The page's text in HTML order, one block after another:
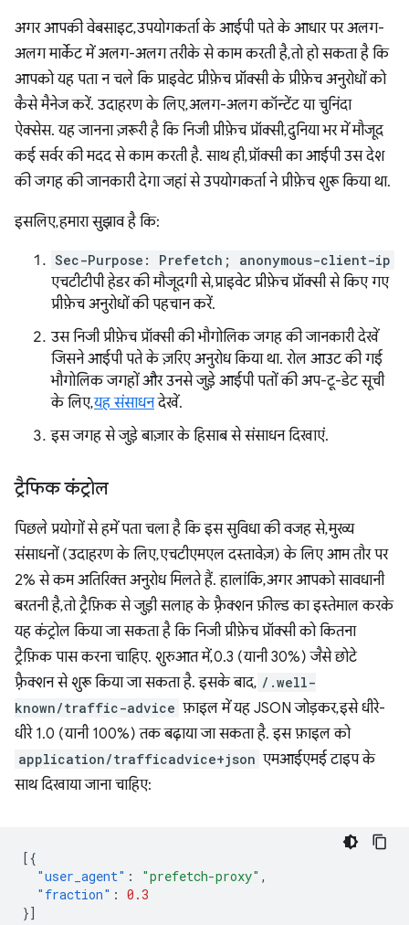
अगर आपकी वेबसाइट, उपयोगकर्ता के आईपी पते के आधार पर अलग-
अलग मार्केट में अलग-अलग तरीके से काम करती है, तो हो सकता है कि
आपको यह पता न चले कि प्राइवेट प्रीफ़ेच प्रॉक्सी के प्रीफ़ेच अनुरोधों को
कैसे मैनेज करें. उदाहरण के लिए, अलग-अलग कॉन्टेंट या चुनिंदा
ऐक्सेस. यह जानना ज़रूरी है कि निजी प्रीफ़ेच प्रॉक्सी, दुनिया भर में मौजूद
कई सर्वर की मदद से काम करती है. साथ ही, प्रॉक्सी का आईपी उस देश
की जगह की जानकारी देगा जहां से उपयोगकर्ता ने प्रीफ़ेच शुरू किया था.
इसलिए, हमारा सुझाव है कि:
Sec-Purpose: Prefetch; anonymous-client-ip
एचटीटीपी हेडर की मौजूदगी से, प्राइवेट प्रीफ़ेच प्रॉक्सी से किए गए
प्रीफ़ेच अनुरोधों की पहचान करें.
उस निजी प्रीफ़ेच प्रॉक्सी की भौगोलिक जगह की जानकारी देखें
जिसने आईपी पते के ज़रिए अनुरोध किया था. रोल आउट की गई
भौगोलिक जगहों और उनसे जुड़े आईपी पतों की अप-टू-डेट सूची
के लिए,यह संसाधनदेखें.
इस जगह से जुड़े बाज़ार के हिसाब से संसाधन दिखाएं.
ट्रैफिक कंट्रोल
पिछले प्रयोगों से हमें पता चला है कि इस सुविधा की वजह से, मुख्य
संसाधनों (उदाहरण के लिए, एचटीएमएल दस्तावेज़) के लिए आम तौर पर
2% से कम अतिरिक्त अनुरोध मिलते हैं. हालांकि, अगर आपको सावधानी
बरतनी है, तो ट्रैफ़िक से जुड़ी सलाह के फ़्रैक्शन फ़ील्ड का इस्तेमाल करके
यह कंट्रोल किया जा सकता है कि निजी प्रीफ़ेच प्रॉक्सी को कितना
ट्रैफ़िक पास करना चाहिए. शुरुआत में, 0.3 (यानी 30%) जैसे छोटे
फ़्रैक्शन से शुरू किया जा सकता है. इसके बाद, /.well-
known/traffic-advice फ़ाइल में यह JSON जोड़कर, इसे धीरे-
धीरे 1.0 (यानी 100%) तक बढ़ाया जा सकता है. इस फ़ाइल को
application/trafficadvice+json एमआईएमई टाइप के
साथ दिखाया जाना चाहिए:
[{
"user_agent" : "prefetch-proxy" ,
"fraction" : 0.3
}]